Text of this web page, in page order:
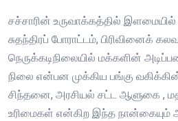
சச்சாரின் உருவாக்கத்தில்
சுதந்திரப் போராட்டம், பிரிவினைக்
நெருக்கடிநிலையில் மக்களின்
நிலை என்பன முக்கிய பங்கு
சிந்தனை, அரசியல் சட்ட ஆளுகை ,
உரிமைகள் என்கிற இந்த நான்கையும்